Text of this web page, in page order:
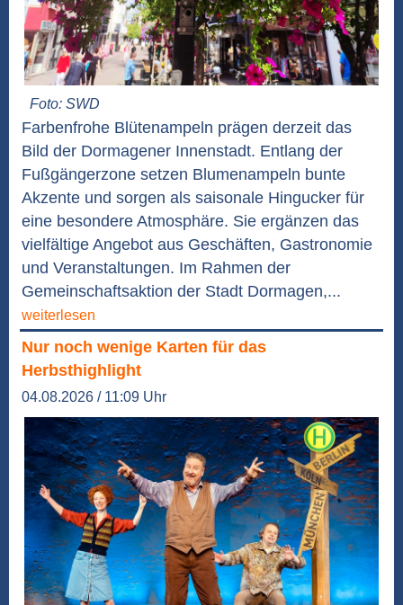
Foto: SWD
Farbenfrohe Blütenampeln prägen derzeit das
Bild der Dormagener Innenstadt. Entlang der
Fußgängerzone setzen Blumenampeln bunte
Akzente und sorgen als saisonale Hingucker für
eine besondere Atmosphäre. Sie ergänzen das
vielfältige Angebot aus Geschäften, Gastronomie
und Veranstaltungen. Im Rahmen der
Gemeinschaftsaktion der Stadt Dormagen,...
weiterlesen
Nur noch wenige Karten für das
Herbsthighlight
04.08.2026 / 11:09 Uhr